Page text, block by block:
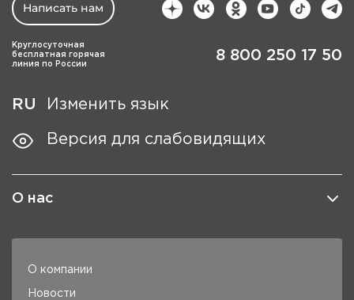
Написать нам
Круглосуточная
бесплатная горячая
линия по России
8 800 250 17 50
RU Изменить язык
Версия для слабовидящих
О нас
О компании
Новости